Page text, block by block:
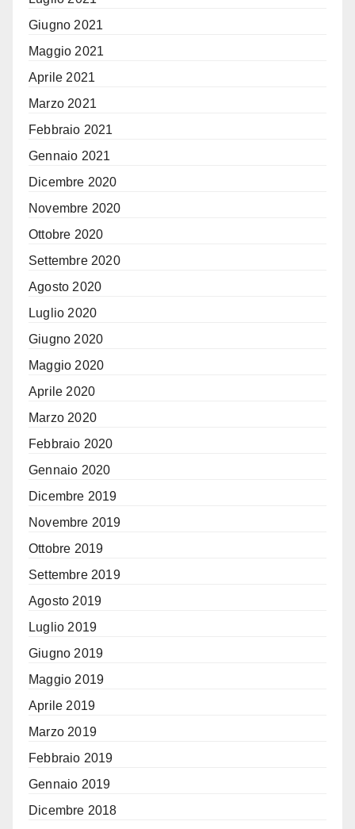
Giugno 2021
Maggio 2021
Aprile 2021
Marzo 2021
Febbraio 2021
Gennaio 2021
Dicembre 2020
Novembre 2020
Ottobre 2020
Settembre 2020
Agosto 2020
Luglio 2020
Giugno 2020
Maggio 2020
Aprile 2020
Marzo 2020
Febbraio 2020
Gennaio 2020
Dicembre 2019
Novembre 2019
Ottobre 2019
Settembre 2019
Agosto 2019
Luglio 2019
Giugno 2019
Maggio 2019
Aprile 2019
Marzo 2019
Febbraio 2019
Gennaio 2019
Dicembre 2018